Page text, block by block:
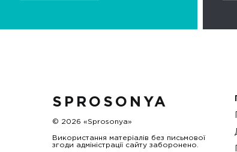
SPROSONYA
© 2026 «Sprosonya»
Використання матеріалів без письмової
згоди адміністрації сайту заборонено.